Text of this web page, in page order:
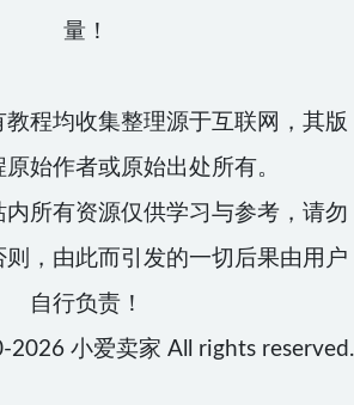
量！
程均收集整理源于互联网，其版
始作者或原始出处所有。
内所有资源仅供学习与参考，请勿
则，由此而引发的一切后果由用户
自行负责！
2026 小爱卖家 All rights reserved.